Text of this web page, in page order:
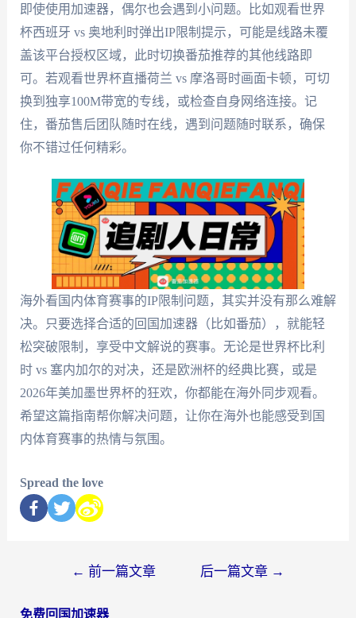
即使使用加速器，偶尔也会遇到小问题。比如观看世界
杯西班牙 vs 奥地利时弹出IP限制提示，可能是线路未覆
盖该平台授权区域，此时切换番茄推荐的其他线路即
可。若观看世界杯直播荷兰 vs 摩洛哥时画面卡顿，可切
换到独享100M带宽的专线，或检查自身网络连接。记
住，番茄售后团队随时在线，遇到问题随时联系，确保
你不错过任何精彩。
海外看国内体育赛事的IP限制问题，其实并没有那么难解
决。只要选择合适的回国加速器（比如番茄），就能轻
松突破限制，享受中文解说的赛事。无论是世界杯比利
时 vs 塞内加尔的对决，还是欧洲杯的经典比赛，或是
2026年美加墨世界杯的狂欢，你都能在海外同步观看。
希望这篇指南帮你解决问题，让你在海外也能感受到国
内体育赛事的热情与氛围。
Spread the love
← 前一篇文章 后一篇文章 →
免费回国加速器